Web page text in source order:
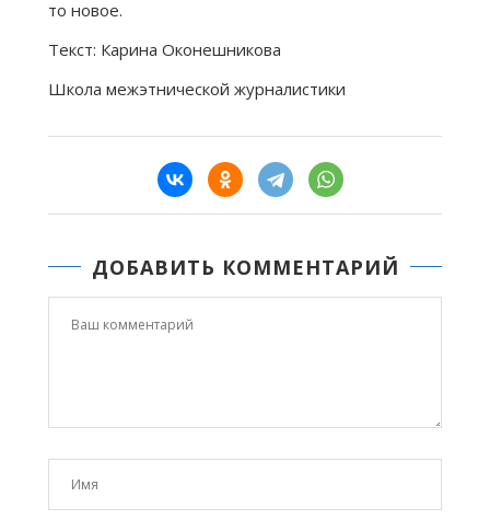
то новое.
Текст: Карина Оконешникова
Школа межэтнической журналистики
ДОБАВИТЬ КОММЕНТАРИЙ